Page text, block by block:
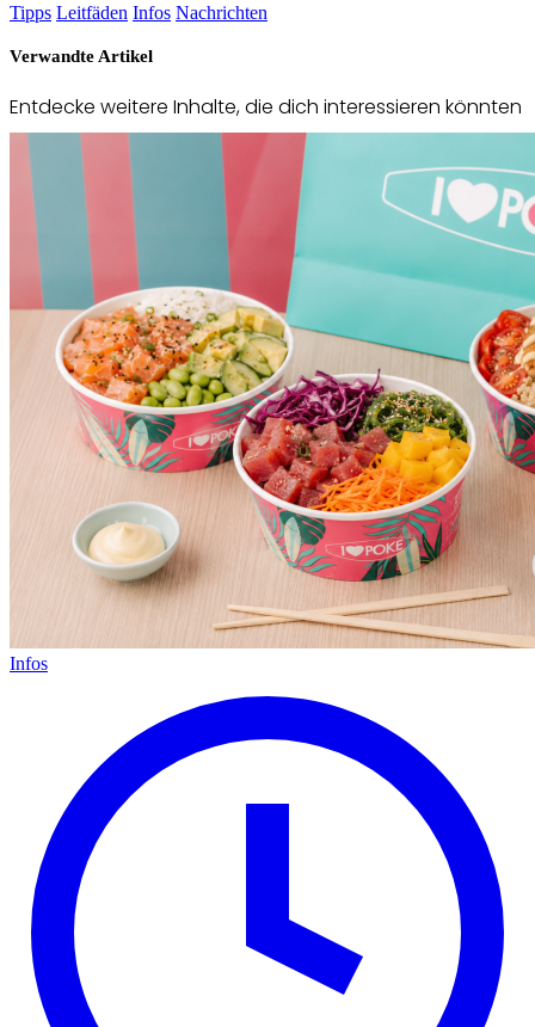
Tipps Leitfäden Infos Nachrichten
Verwandte Artikel
Entdecke weitere Inhalte, die dich interessieren könnten
Infos